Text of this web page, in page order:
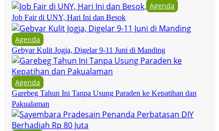
Agenda
Job Fair di UNY, Hari Ini dan Besok
Agenda
Gebyar Kulit Jogja, Digelar 9-11 Juni di Manding
Agenda
Garebeg Tahun Ini Tanpa Usung Paraden ke Kepatihan dan
Pakualaman